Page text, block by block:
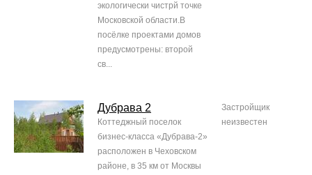
экологически чистрй точке
Московской области.В
посёлке проектами домов
предусмотрены: второй
св...
Дубрава 2
Коттеджный поселок
бизнес-класса «Дубрава-2»
расположен в Чеховском
районе, в 35 км от Москвы
Застройщик
неизвестен